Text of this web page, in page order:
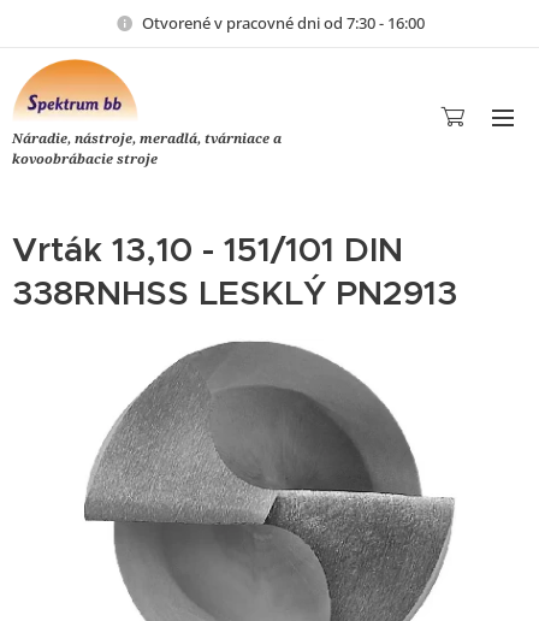
Otvorené v pracovné dni od 7:30 - 16:00
Náradie, nástroje, meradlá, tvárniace a
kovoobrábacie stroje
Vrták 13,10 - 151/101 DIN
338RNHSS LESKLÝ PN2913